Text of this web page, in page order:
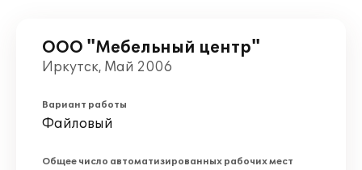
ООО "Мебельный центр"
Иркутск, Май 2006
Вариант работы
Файловый
Общее число автоматизированных рабочих мест